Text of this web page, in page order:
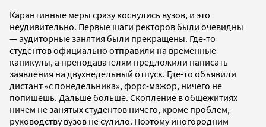
Карантинные меры сразу коснулись вузов, и это
неудивительно. Первые шаги ректоров были очевидны
— аудиторные занятия были прекращены. Где-то
студентов официально отправили на временные
каникулы, а преподавателям предложили написать
заявления на двухнедельный отпуск. Где-то объявили
дистант «с понедельника», форс-мажор, ничего не
попишешь. Дальше больше. Скопление в общежитиях
ничем не занятых студентов ничего, кроме проблем,
руководству вузов не сулило. Поэтому иногородним